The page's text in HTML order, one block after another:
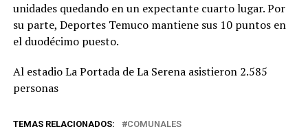
unidades quedando en un expectante cuarto lugar. Por
su parte, Deportes Temuco mantiene sus 10 puntos en
el duodécimo puesto.
Al estadio La Portada de La Serena asistieron 2.585
personas
TEMAS RELACIONADOS: COMUNALES